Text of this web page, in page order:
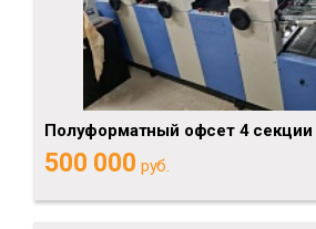
Полуформатный офсет 4 секции
500 000 руб.